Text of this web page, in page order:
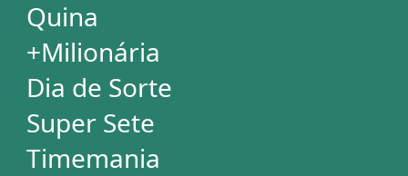
+Milionária
Dia de Sorte
Timemania
Dupla-Sena
Lotomania